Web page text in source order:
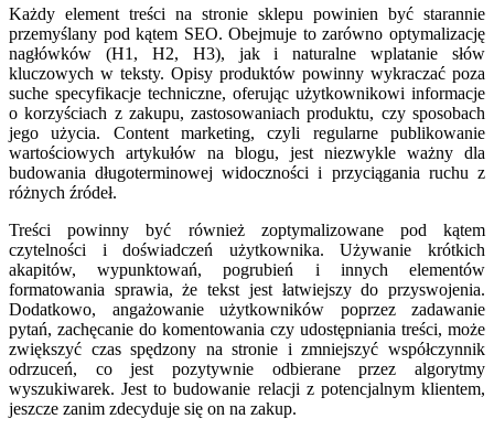
Każdy element treści na stronie sklepu powinien być starannie
przemyślany pod kątem SEO. Obejmuje to zarówno optymalizację
nagłówków (H1, H2, H3), jak i naturalne wplatanie słów
kluczowych w teksty. Opisy produktów powinny wykraczać poza
suche specyfikacje techniczne, oferując użytkownikowi informacje
o korzyściach z zakupu, zastosowaniach produktu, czy sposobach
jego użycia. Content marketing, czyli regularne publikowanie
wartościowych artykułów na blogu, jest niezwykle ważny dla
budowania długoterminowej widoczności i przyciągania ruchu z
różnych źródeł.
Treści powinny być również zoptymalizowane pod kątem
czytelności i doświadczeń użytkownika. Używanie krótkich
akapitów, wypunktowań, pogrubień i innych elementów
formatowania sprawia, że tekst jest łatwiejszy do przyswojenia.
Dodatkowo, angażowanie użytkowników poprzez zadawanie
pytań, zachęcanie do komentowania czy udostępniania treści, może
zwiększyć czas spędzony na stronie i zmniejszyć współczynnik
odrzuceń, co jest pozytywnie odbierane przez algorytmy
wyszukiwarek. Jest to budowanie relacji z potencjalnym klientem,
jeszcze zanim zdecyduje się on na zakup.